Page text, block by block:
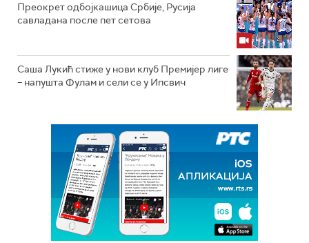
Преокрет одбојкашица Србије, Русија
савладана после пет сетова
Саша Лукић стиже у нови клуб Премијер лиге
– напушта Фулам и сели се у Ипсвич